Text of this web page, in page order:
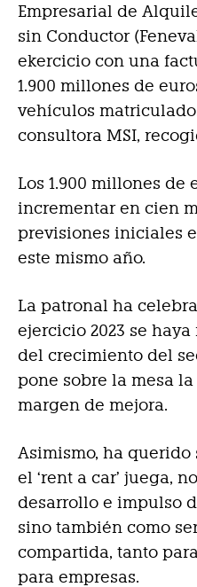
Empresarial de
sin Conductor
ekercicio con una
1.900 millones de
vehículos
consultora MSI,
Los 1.900 millones de
incrementar en cien
previsiones iniciales
este mismo año.
La patronal ha
ejercicio 2023 se
del crecimiento del
pone sobre la mesa
margen de mejora.
Asimismo, ha
el ‘rent a car’ juega,
desarrollo e impulso
sino también como
compartida, tanto
para empresas.